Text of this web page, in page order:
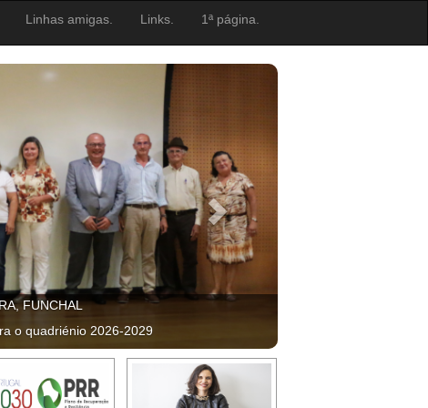
Linhas amigas. Links. 1ª página.
FUNCHAL
o quadriénio 2026-2029